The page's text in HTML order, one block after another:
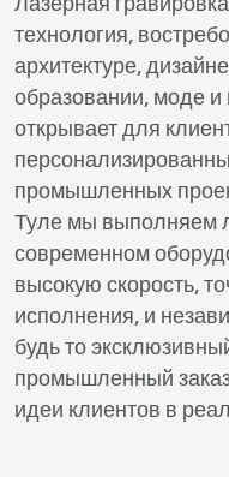
технология,
архитектуре,
образовании, моде и
открывает для
промышленных
Туле мы выполняем
современном
высокую скорость,
исполнения, и
будь то
промышленный
идеи клиентов в